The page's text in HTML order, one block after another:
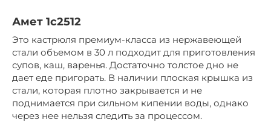
Амет 1c2512
Это кастрюля премиум-класса из нержавеющей
стали объемом в 30 л подходит для приготовления
супов, каш, варенья. Достаточно толстое дно не
дает еде пригорать. В наличии плоская крышка из
стали, которая плотно закрывается и не
поднимается при сильном кипении воды, однако
через нее нельзя следить за процессом.